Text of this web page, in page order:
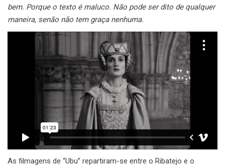
bem. Porque o texto é maluco. Não pode ser dito de qualquer
maneira, senão não tem graça nenhuma.
As filmagens de “Ubu” repartiram-se entre o Ribatejo e o